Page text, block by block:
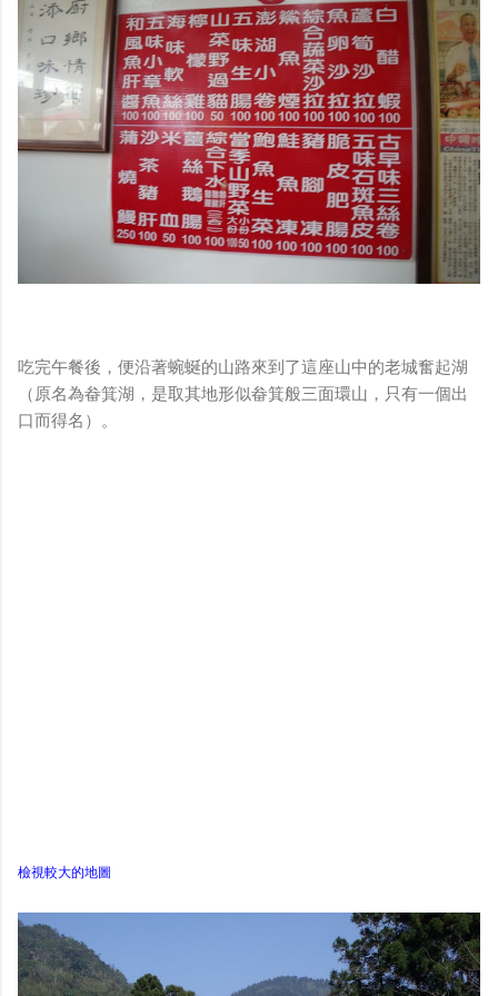
吃完午餐後，便沿著蜿蜒的山路來到了這座山中的老城奮起湖
（原名為畚箕湖，是取其地形似畚箕般三面環山，只有一個出
口而得名）。
檢視較大的地圖